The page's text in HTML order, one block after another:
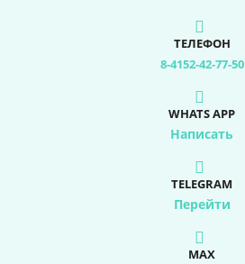
ТЕЛЕФОН
8-4152-42-77-50
WHATS APP
Написать
TELEGRAM
Перейти
MAX